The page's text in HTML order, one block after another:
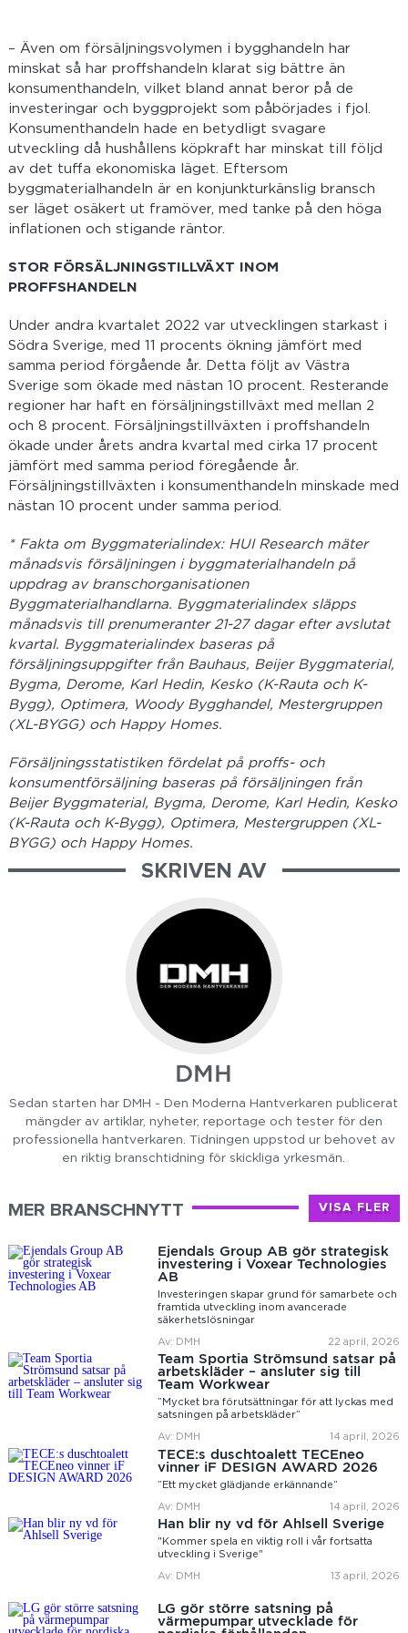
– Även om försäljningsvolymen i bygghandeln har
minskat så har proffshandeln klarat sig bättre än
konsumenthandeln, vilket bland annat beror på de
investeringar och byggprojekt som påbörjades i fjol.
Konsumenthandeln hade en betydligt svagare
utveckling då hushållens köpkraft har minskat till följd
av det tuffa ekonomiska läget. Eftersom
byggmaterialhandeln är en konjunkturkänslig bransch
ser läget osäkert ut framöver, med tanke på den höga
inflationen och stigande räntor.
STOR FÖRSÄLJNINGSTILLVÄXT INOM
PROFFSHANDELN
Under andra kvartalet 2022 var utvecklingen starkast i
Södra Sverige, med 11 procents ökning jämfört med
samma period förgående år. Detta följt av Västra
Sverige som ökade med nästan 10 procent. Resterande
regioner har haft en försäljningstillväxt med mellan 2
och 8 procent. Försäljningstillväxten i proffshandeln
ökade under årets andra kvartal med cirka 17 procent
jämfört med samma period föregående år.
Försäljningstillväxten i konsumenthandeln minskade med
nästan 10 procent under samma period.
* Fakta om Byggmaterialindex: HUI Research mäter
månadsvis försäljningen i byggmaterialhandeln på
uppdrag av branschorganisationen
Byggmaterialhandlarna. Byggmaterialindex släpps
månadsvis till prenumeranter 21-27 dagar efter avslutat
kvartal. Byggmaterialindex baseras på
försäljningsuppgifter från Bauhaus, Beijer Byggmaterial,
Bygma, Derome, Karl Hedin, Kesko (K-Rauta och K-
Bygg), Optimera, Woody Bygghandel, Mestergruppen
(XL-BYGG) och Happy Homes.
Försäljningsstatistiken fördelat på proffs- och
konsumentförsäljning baseras på försäljningen från
Beijer Byggmaterial, Bygma, Derome, Karl Hedin, Kesko
(K-Rauta och K-Bygg), Optimera, Mestergruppen (XL-
BYGG) och Happy Homes.
SKRIVEN AV
DMH
Sedan starten har DMH - Den Moderna Hantverkaren publicerat
mängder av artiklar, nyheter, reportage och tester för den
professionella hantverkaren. Tidningen uppstod ur behovet av
en riktig branschtidning för skickliga yrkesmän.
MER BRANSCHNYTT VISA FLER
Ejendals Group AB gör strategisk
investering i Voxear Technologies
AB
Investeringen skapar grund för samarbete och
framtida utveckling inom avancerade
säkerhetslösningar
Av: DMH 22 april, 2026
Team Sportia Strömsund satsar på
arbetskläder – ansluter sig till
Team Workwear
”Mycket bra förutsättningar för att lyckas med
satsningen på arbetskläder”
Av: DMH 14 april, 2026
TECE:s duschtoalett TECEneo
vinner iF DESIGN AWARD 2026
”Ett mycket glädjande erkännande”
Av: DMH 14 april, 2026
Han blir ny vd för Ahlsell Sverige
"Kommer spela en viktig roll i vår fortsatta
utveckling i Sverige"
Av: DMH 13 april, 2026
LG gör större satsning på
värmepumpar utvecklade för